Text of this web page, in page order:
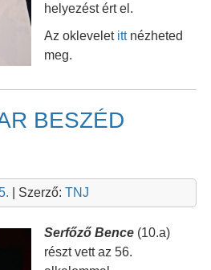
helyezést ért el.
Az oklevelet ittnézheted
meg.
BESZÉD
| Szerző: TNJ
Serfőző Bence(10.a)
részt vett az 56.